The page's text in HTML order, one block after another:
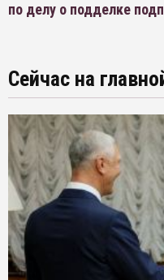
по делу о подделке
Сейчас на